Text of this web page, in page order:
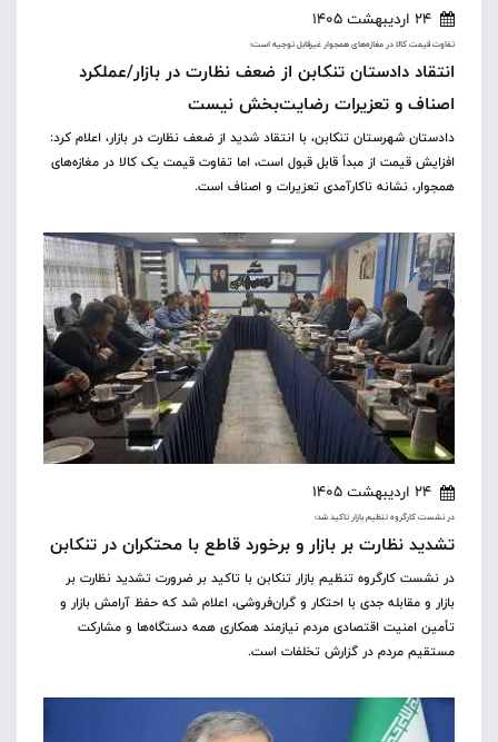
24 اردیبهشت 1405
تفاوت قیمت کالا در مغازه‌های همجوار غیرقابل توجیه است؛
انتقاد دادستان تنکابن از ضعف نظارت در بازار/عملکرد
اصناف و تعزیرات رضایت‌بخش نیست
دادستان شهرستان تنکابن، با انتقاد شدید از ضعف نظارت در بازار، اعلام کرد:
افزایش قیمت از مبدأ قابل قبول است، اما تفاوت قیمت یک کالا در مغازه‌های
همجوار، نشانه ناکارآمدی تعزیرات و اصناف است.
24 اردیبهشت 1405
در نشست کارگروه تنظیم بازار تاکید شد؛
تشدید نظارت بر بازار و برخورد قاطع با محتکران در تنکابن
در نشست کارگروه تنظیم بازار تنکابن با تاکید بر ضرورت تشدید نظارت بر
بازار و مقابله جدی با احتکار و گران‌فروشی، اعلام شد که حفظ آرامش بازار و
تأمین امنیت اقتصادی مردم نیازمند همکاری همه دستگاه‌ها و مشارکت
مستقیم مردم در گزارش تخلفات است.